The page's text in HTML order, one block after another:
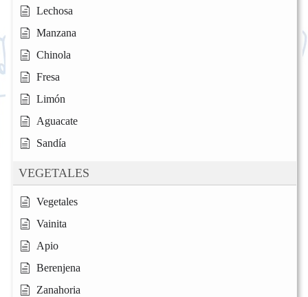
Lechosa
Manzana
Chinola
Fresa
Limón
Aguacate
Sandía
VEGETALES
Vegetales
Vainita
Apio
Berenjena
Zanahoria